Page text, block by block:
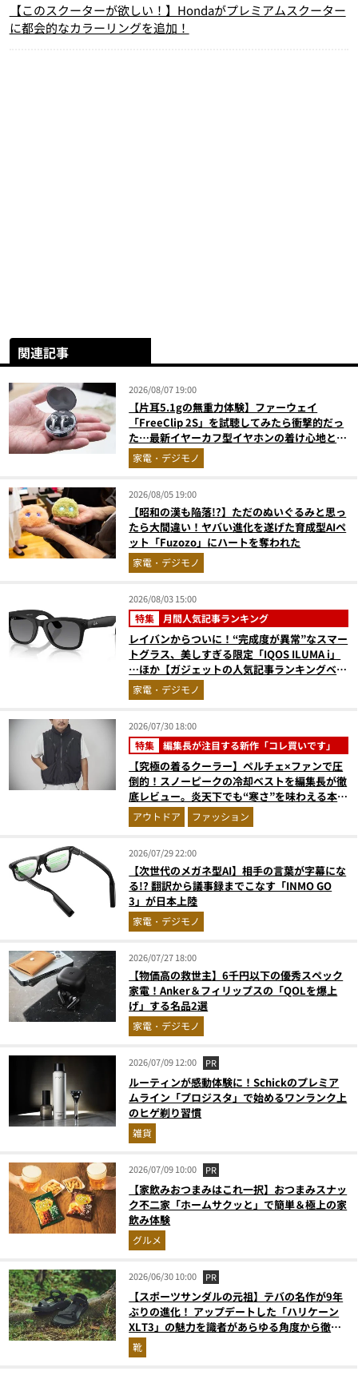
【このスクーターが欲しい！】Hondaがプレミアムスクーター
に都会的なカラーリングを追加！
関連記事
2026/08/07 19:00
【片耳5.1gの無重力体験】ファーウェイ
「FreeClip 2S」を試聴してみたら衝撃的だっ
た…最新イヤーカフ型イヤホンの着け心地とAI
技術に感動
家電・デジモノ
2026/08/05 19:00
【昭和の漢も陥落!?】ただのぬいぐるみと思っ
たら大間違い！ヤバい進化を遂げた育成型AIペ
ット「Fuzozo」にハートを奪われた
家電・デジモノ
2026/08/03 15:00
特集 月間人気記事ランキング
レイバンからついに！“完成度が異常”なスマー
トグラス、美しすぎる限定「IQOS ILUMA i」
…ほか【ガジェットの人気記事ランキングベス
ト3】（2026年6月版）
家電・デジモノ
2026/07/30 18:00
特集 編集長が注目する新作「コレ買いです」
【究極の着るクーラー】ペルチェ×ファンで圧
倒的！スノーピークの冷却ベストを編集長が徹
底レビュー。炎天下でも“寒さ”を味わえる本気
のギア『コレ買いです』Vol.172
アウトドア ファッション
2026/07/29 22:00
【次世代のメガネ型AI】相手の言葉が字幕にな
る!? 翻訳から議事録までこなす「INMO GO
3」が日本上陸
家電・デジモノ
2026/07/27 18:00
【物価高の救世主】6千円以下の優秀スペック
家電！Anker＆フィリップスの「QOLを爆上
げ」する名品2選
家電・デジモノ
2026/07/09 12:00 PR
ルーティンが感動体験に！Schickのプレミア
ムライン「プロジスタ」で始めるワンランク上
のヒゲ剃り習慣
雑貨
2026/07/09 10:00 PR
【家飲みおつまみはこれ一択】おつまみスナッ
ク不二家「ホームサクッと」で簡単＆極上の家
飲み体験
グルメ
2026/06/30 10:00 PR
【スポーツサンダルの元祖】テバの名作が9年
ぶりの進化！ アップデートした「ハリケーン
XLT3」の魅力を識者があらゆる角度から徹底
解説！
靴